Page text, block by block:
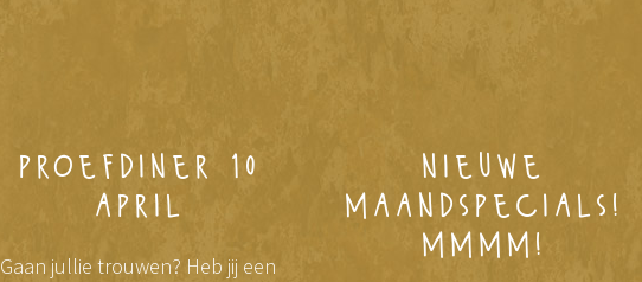
proefdiner 10
april
Gaan jullie trouwen? Heb jij een
nieuwe
maandspecials!
mmmm!